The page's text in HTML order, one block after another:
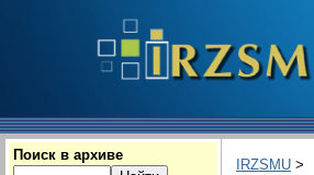
Поиск в архиве
IRZSMU >